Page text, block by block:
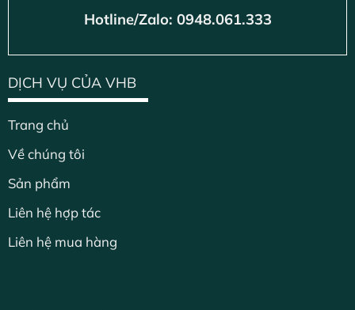
Hotline/Zalo: 0948.061.333
DỊCH VỤ CỦA VHB
Trang chủ
Về chúng tôi
Sản phẩm
Liên hệ hợp tác
Liên hệ mua hàng